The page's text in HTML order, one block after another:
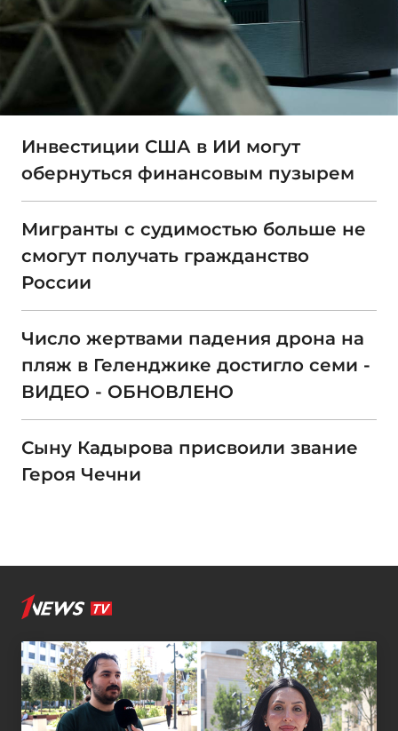
Инвестиции США в ИИ могут
обернуться финансовым пузырем
Мигранты с судимостью больше не
смогут получать гражданство
России
Число жертвами падения дрона на
пляж в Геленджике достигло семи -
ВИДЕО - ОБНОВЛЕНО
Сыну Кадырова присвоили звание
Героя Чечни